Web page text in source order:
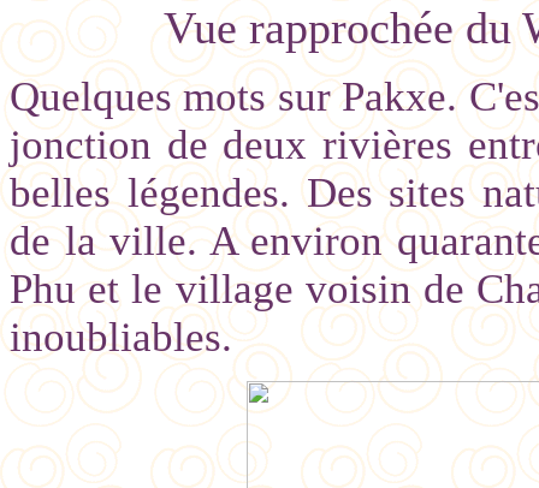
Vue rapprochée du
Quelques mots sur Pakxe.
jonction de deux rivières
belles légendes. Des sites
de la ville. A environ
Phu et le village voisin de
inoubliables.